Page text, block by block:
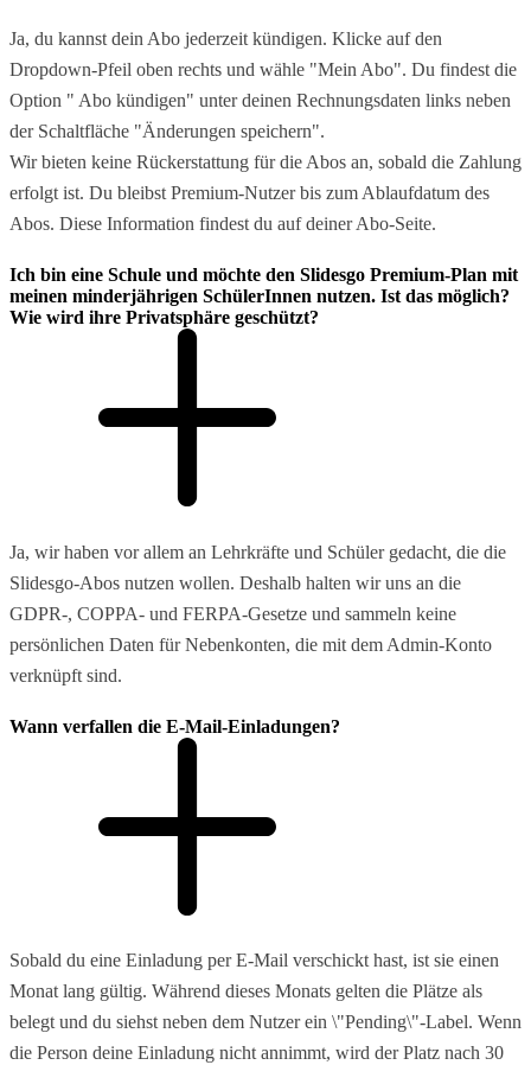
Ja, du kannst dein Abo jederzeit kündigen. Klicke auf den
Dropdown-Pfeil oben rechts und wähle "Mein Abo". Du findest die
Option " Abo kündigen" unter deinen Rechnungsdaten links neben
der Schaltfläche "Änderungen speichern".
Wir bieten keine Rückerstattung für die Abos an, sobald die Zahlung
erfolgt ist. Du bleibst Premium-Nutzer bis zum Ablaufdatum des
Abos. Diese Information findest du auf deiner Abo-Seite.
Ich bin eine Schule und möchte den Slidesgo Premium-Plan mit
meinen minderjährigen SchülerInnen nutzen. Ist das möglich?
Wie wird ihre Privatsphäre geschützt?
Ja, wir haben vor allem an Lehrkräfte und Schüler gedacht, die die
Slidesgo-Abos nutzen wollen. Deshalb halten wir uns an die
GDPR-, COPPA- und FERPA-Gesetze und sammeln keine
persönlichen Daten für Nebenkonten, die mit dem Admin-Konto
verknüpft sind.
Wann verfallen die E-Mail-Einladungen?
Sobald du eine Einladung per E-Mail verschickt hast, ist sie einen
Monat lang gültig. Während dieses Monats gelten die Plätze als
belegt und du siehst neben dem Nutzer ein \"Pending\"-Label. Wenn
die Person deine Einladung nicht annimmt, wird der Platz nach 30